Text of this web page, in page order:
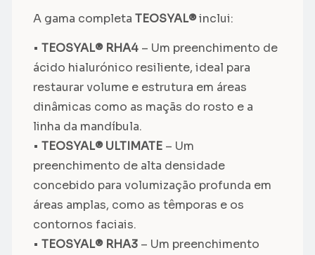
A gama completa TEOSYAL®inclui:
• TEOSYAL® RHA4 – Um preenchimento de
ácido hialurónico resiliente, ideal para
restaurar volume e estrutura em áreas
dinâmicas como as maçãs do rosto e a
linha da mandíbula.
• TEOSYAL® ULTIMATE – Um
preenchimento de alta densidade
concebido para volumização profunda em
áreas amplas, como as têmporas e os
contornos faciais.
• TEOSYAL® RHA3 – Um preenchimento